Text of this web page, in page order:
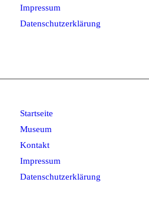
Impressum
Datenschutzerklärung
Startseite
Museum
Kontakt
Impressum
Datenschutzerklärung